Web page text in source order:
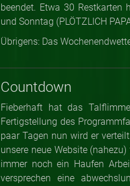
beendet. Etwa 30 Restkarten
und Sonntag (PLÖTZLICH
Übrigens: Das
Countdown
Fieberhaft hat das
Fertigstellung des
paar Tagen nun wird er
unsere neue Website
immer noch ein Haufen
versprechen eine